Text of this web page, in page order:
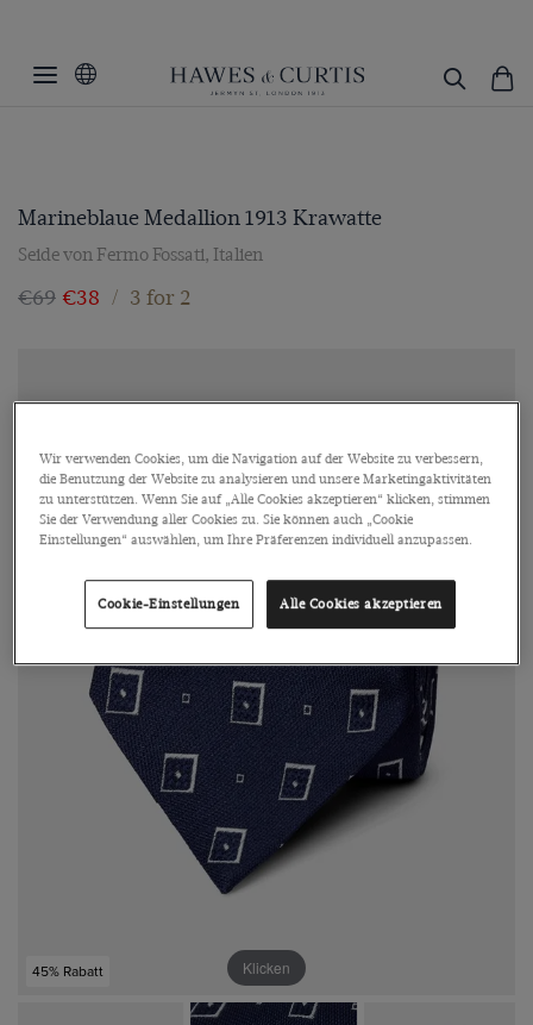
Marineblaue Medallion 1913 Krawatte
Seide von Fermo Fossati, Italien
€69 €38 / 3 for 2
45% Rabatt Klicken
Wir verwenden Cookies, um die Navigation auf der Website zu verbessern,
die Benutzung der Website zu analysieren und unsere Marketingaktivitäten
zu unterstützen. Wenn Sie auf „Alle Cookies akzeptieren“ klicken, stimmen
Sie der Verwendung aller Cookies zu. Sie können auch „Cookie
Einstellungen“ auswählen, um Ihre Präferenzen individuell anzupassen.
Cookie-Einstellungen Alle Cookies akzeptieren